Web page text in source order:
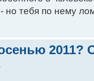
но тебя по нему
2011?